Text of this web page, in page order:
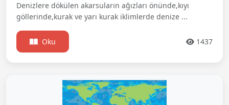
Denizlere dökülen akarsuların ağızları önünde,kıyı
göllerinde,kurak ve yarı kurak iklimlerde denize ...
Oku 1437